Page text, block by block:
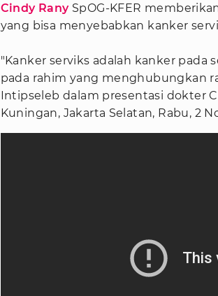
Cindy RanySpOG-KFER
yang bisa menyebabkan kanker
"Kanker serviks adalah kanker pada
pada rahim yang menghubungkan
Intipseleb dalam presentasi dokter
Kuningan, Jakarta Selatan, Rabu, 2